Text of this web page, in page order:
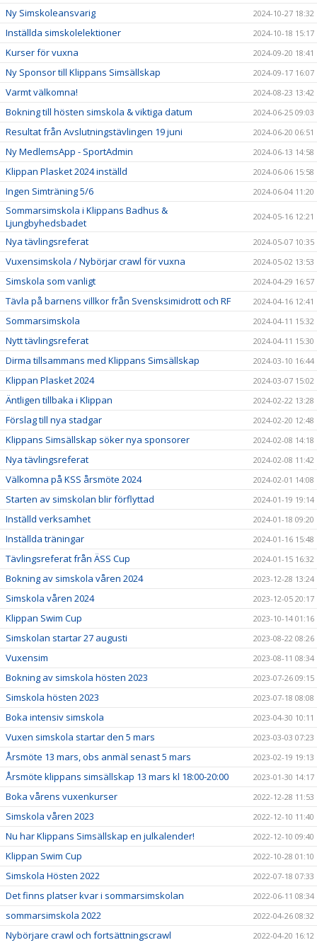
Ny Simskoleansvarig 2024-10-27 18:32
Inställda simskolelektioner 2024-10-18 15:17
Kurser för vuxna 2024-09-20 18:41
Ny Sponsor till Klippans Simsällskap 2024-09-17 16:07
Varmt välkomna! 2024-08-23 13:42
Bokning till hösten simskola & viktiga datum 2024-06-25 09:03
Resultat från Avslutningstävlingen 19 juni 2024-06-20 06:51
Ny MedlemsApp - SportAdmin 2024-06-13 14:58
Klippan Plasket 2024 inställd 2024-06-06 15:58
Ingen Simträning 5/6 2024-06-04 11:20
Sommarsimskola i Klippans Badhus &
Ljungbyhedsbadet
2024-05-16 12:21
Nya tävlingsreferat 2024-05-07 10:35
Vuxensimskola / Nybörjar crawl för vuxna 2024-05-02 13:53
Simskola som vanligt 2024-04-29 16:57
Tävla på barnens villkor från Svensksimidrott och RF 2024-04-16 12:41
Sommarsimskola 2024-04-11 15:32
Nytt tävlingsreferat 2024-04-11 15:30
Dirma tillsammans med Klippans Simsällskap 2024-03-10 16:44
Klippan Plasket 2024 2024-03-07 15:02
Äntligen tillbaka i Klippan 2024-02-22 13:28
Förslag till nya stadgar 2024-02-20 12:48
Klippans Simsällskap söker nya sponsorer 2024-02-08 14:18
Nya tävlingsreferat 2024-02-08 11:42
Välkomna på KSS årsmöte 2024 2024-02-01 14:08
Starten av simskolan blir förflyttad 2024-01-19 19:14
Inställd verksamhet 2024-01-18 09:20
Inställda träningar 2024-01-16 15:48
Tävlingsreferat från ÄSS Cup 2024-01-15 16:32
Bokning av simskola våren 2024 2023-12-28 13:24
Simskola våren 2024 2023-12-05 20:17
Klippan Swim Cup 2023-10-14 01:16
Simskolan startar 27 augusti 2023-08-22 08:26
Vuxensim 2023-08-11 08:34
Bokning av simskola hösten 2023 2023-07-26 09:15
Simskola hösten 2023 2023-07-18 08:08
Boka intensiv simskola 2023-04-30 10:11
Vuxen simskola startar den 5 mars 2023-03-03 07:23
Årsmöte 13 mars, obs anmäl senast 5 mars 2023-02-19 19:13
Årsmöte klippans simsällskap 13 mars kl 18:00-20:00 2023-01-30 14:17
Boka vårens vuxenkurser 2022-12-28 11:53
Simskola våren 2023 2022-12-10 11:40
Nu har Klippans Simsällskap en julkalender! 2022-12-10 09:40
Klippan Swim Cup 2022-10-28 01:10
Simskola Hösten 2022 2022-07-18 07:33
Det finns platser kvar i sommarsimskolan 2022-06-11 08:34
sommarsimskola 2022 2022-04-26 08:32
Nybörjare crawl och fortsättningscrawl 2022-04-20 16:12